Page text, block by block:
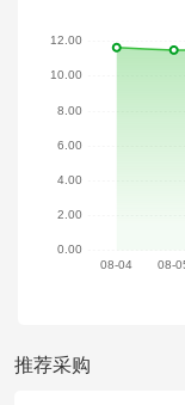
推荐采购